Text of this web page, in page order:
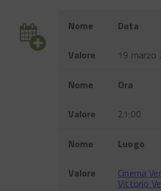
Evento
Nome Data
Valore 19 marzo
Nome Ora
Valore 21:00
Nome Luogo
Valore Cinema
Vittorio